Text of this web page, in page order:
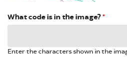
What code is in the image? *
Enter the characters shown in the